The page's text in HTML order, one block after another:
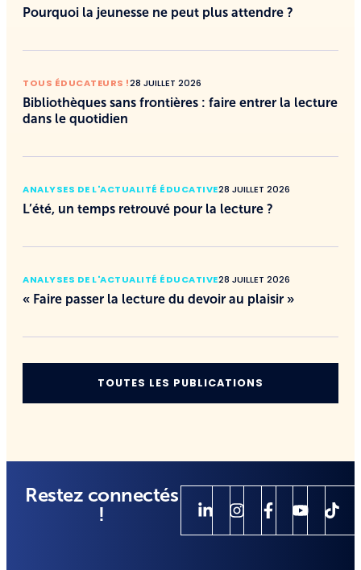
Pourquoi la jeunesse ne peut plus attendre ?
TOUS ÉDUCATEURS !28 JUILLET 2026
Bibliothèques sans frontières : faire entrer la lecture
dans le quotidien
ANALYSES DE L'ACTUALITÉ ÉDUCATIVE28 JUILLET 2026
L’été, un temps retrouvé pour la lecture ?
ANALYSES DE L'ACTUALITÉ ÉDUCATIVE28 JUILLET 2026
« Faire passer la lecture du devoir au plaisir »
TOUTES LES PUBLICATIONS
Restez connectés
!